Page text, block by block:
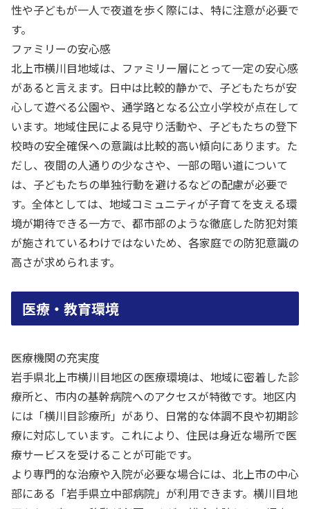
性や子どもが一人で夜道を歩く際には、特に注意が必要で
す。
ファミリーの安心感
北上市横川目地域は、ファミリー層にとって一定の安心感
があると言えます。日中は比較的静かで、子どもたちが安
心して遊べる公園や、通学路となる公立小学校が点在して
います。地域住民による見守り活動や、子どもたちの登下
校時の安全確保への意識は比較的高い傾向にあります。た
だし、夜間の人通りの少なさや、一部の暗い道について
は、子どもたちの単独行動を避けるなどの配慮が必要で
す。全体としては、地域コミュニティが子育てを支える環
境が期待できる一方で、都市部のような徹底した防犯対策
が施されているわけではないため、各家庭での防犯意識の
高さが求められます。
医療・教育環境
医療機関の充実度
岩手県北上市横川目地区の医療環境は、地域に密着した診
療所と、市内の基幹病院へのアクセスが特徴です。地区内
には「横川目診療所」があり、日常的な体調不良や初期診
療に対応しています。これにより、住民は身近な場所で医
療サービスを受けることが可能です。
より専門的な治療や入院が必要な場合には、北上市の中心
部にある「岩手県立中部病院」が利用できます。横川目地